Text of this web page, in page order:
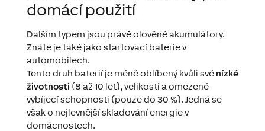
domácí použití
Dalším typem jsou právě olověné akumulátory.
Znáte je také jako startovací baterie v
automobilech.
Tento druh baterií je méně oblíbený kvůli své nízké
životnosti (8 až 10 let), velikosti a omezené
vybíjecí schopnosti (pouze do 30 %). Jedná se
však o nejlevnější skladování energie v
domácnostech.